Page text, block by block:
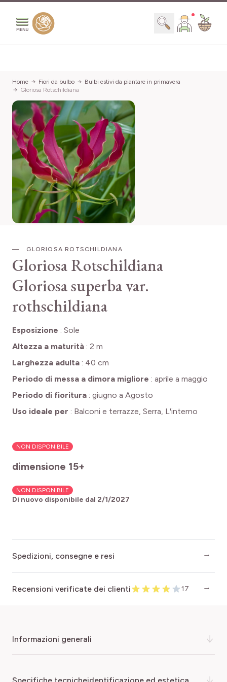
Search
Home Fiori da bulbo
Bulbi estivi da piantare in primavera
Gloriosa Rotschildiana
GLORIOSA ROTSCHILDIANA
Gloriosa Rotschildiana
Gloriosa superba var.
rothschildiana
Esposizione : Sole
Altezza a maturità : 2 m
Larghezza adulta : 40 cm
Periodo di messa a dimora migliore : aprile a maggio
Periodo di fioritura : giugno a Agosto
Uso ideale per : Balconi e terrazze, Serra, L'interno
NON DISPONIBILE
dimensione 15+
NON DISPONIBILE
Di nuovo disponibile dal 2/1/2027
Spedizioni, consegne e resi
Recensioni verificate dei clienti 17
informazioni generali
Magnifica pianta rampicante ben ancorata al supporto